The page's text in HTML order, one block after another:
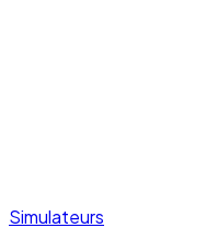
Simulateurs